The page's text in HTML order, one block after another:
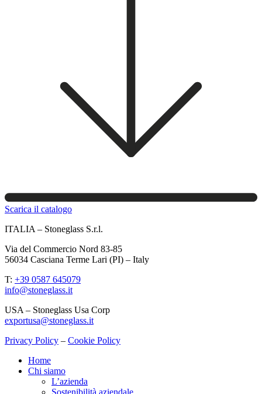
Scarica il catalogo
ITALIA – Stoneglass S.r.l.
Via del Commercio Nord 83-85
56034 Casciana Terme Lari (PI) – Italy
T: +39 0587 645079
info@stoneglass.it
USA – Stoneglass Usa Corp
exportusa@stoneglass.it
Privacy Policy – Cookie Policy
Home
Chi siamo
L’azienda